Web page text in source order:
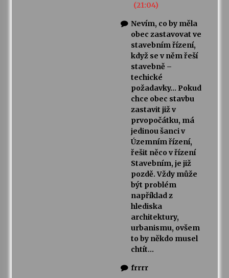
(21:04)
Nevím, co by měla
obec zastavovat ve
stavebním řízení,
když se v něm řeší
stavebně –
techické
požadavky… Pokud
chce obec stavbu
zastavit již v
prvopočátku, má
jedinou šanci v
Územním řízení,
řešit něco v řízení
Stavebním, je již
pozdě. Vždy může
být problém
například z
hlediska
architektury,
urbanismu, ovšem
to by někdo musel
chtít…
frrrr